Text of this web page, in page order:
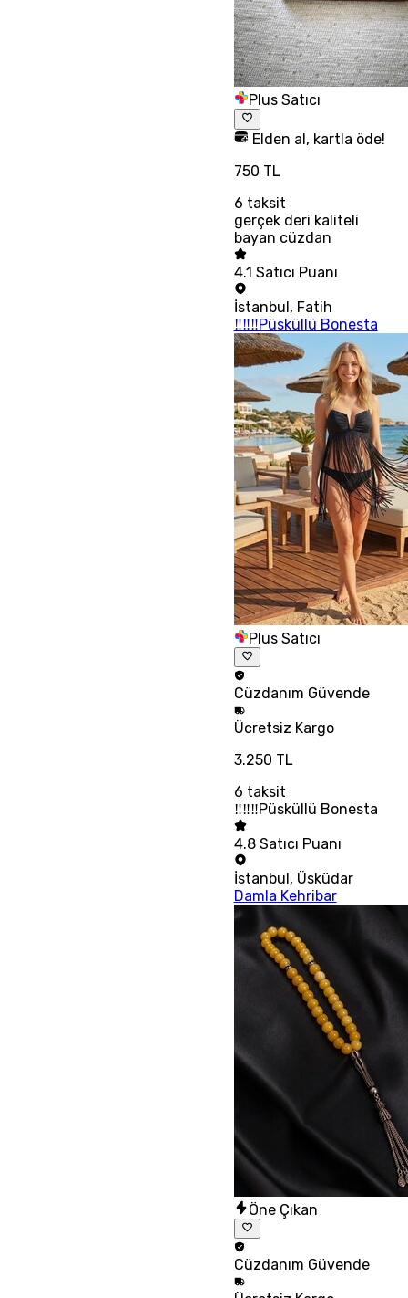
Plus Satıcı
Elden al, kartla öde!
750 TL
6 taksit
gerçek deri kaliteli
bayan cüzdan
4.1 Satıcı Puanı
İstanbul, Fatih
‼‼‼Püsküllü Bonesta
Plus Satıcı
Cüzdanım Güvende
Ücretsiz Kargo
3.250 TL
6 taksit
‼‼‼Püsküllü Bonesta
4.8 Satıcı Puanı
İstanbul, Üsküdar
Damla Kehribar
Öne Çıkan
Cüzdanım Güvende